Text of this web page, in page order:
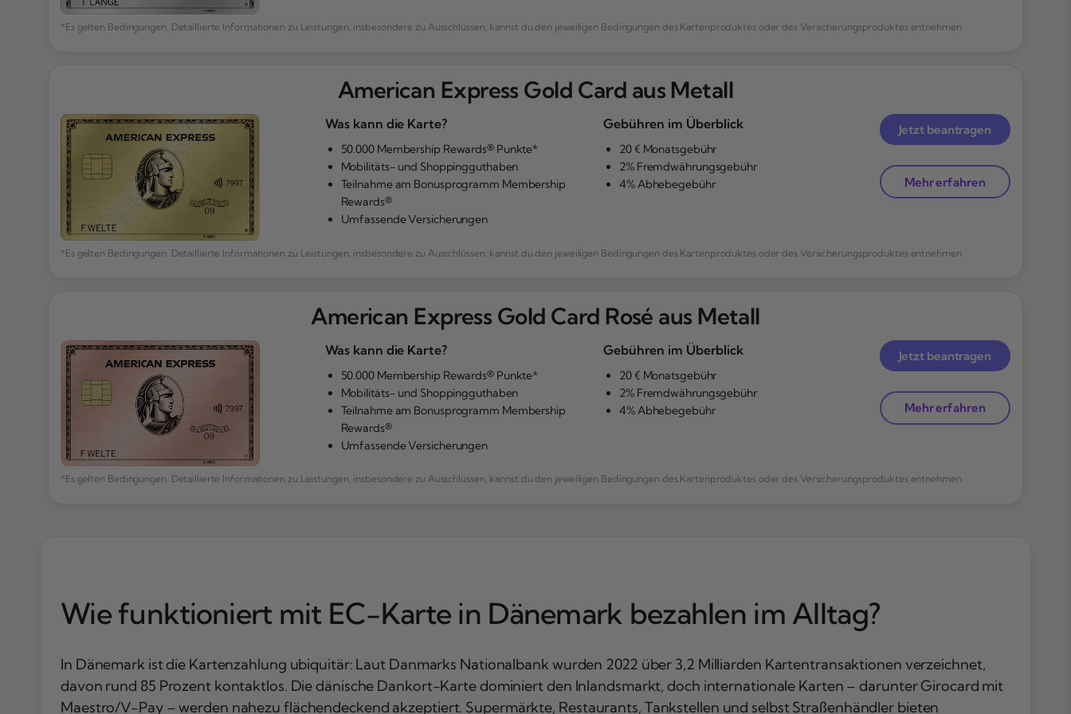
*Es gelten Bedingungen. Detaillierte Informationen zu Leistungen, insbesondere zu Ausschlüssen, kannst du den jeweiligen Bedingungen des Kartenproduktes oder des Versicherungsproduktes entnehmen.
American Express Gold Card aus Metall
Was kann die Karte?
50.000 Membership Rewards® Punkte*
Mobilitäts- und Shoppingguthaben
Teilnahme am Bonusprogramm Membership
Rewards®
Umfassende Versicherungen
Gebühren im Überblick
20 € Monatsgebühr
2% Fremdwährungsgebühr
4% Abhebegebühr
Jetzt beantragen
Mehr erfahren
*Es gelten Bedingungen. Detaillierte Informationen zu Leistungen, insbesondere zu Ausschlüssen, kannst du den jeweiligen Bedingungen des Kartenproduktes oder des Versicherungsproduktes entnehmen.
American Express Gold Card Rosé aus Metall
Was kann die Karte?
50.000 Membership Rewards® Punkte*
Mobilitäts- und Shoppingguthaben
Teilnahme am Bonusprogramm Membership
Rewards®
Umfassende Versicherungen
Gebühren im Überblick
20 € Monatsgebühr
2% Fremdwährungsgebühr
4% Abhebegebühr
Jetzt beantragen
Mehr erfahren
*Es gelten Bedingungen. Detaillierte Informationen zu Leistungen, insbesondere zu Ausschlüssen, kannst du den jeweiligen Bedingungen des Kartenproduktes oder des Versicherungsproduktes entnehmen.
Wie funktioniert mit EC-Karte in Dänemark bezahlen im Alltag?
In Dänemark ist die Kartenzahlung ubiquitär: Laut Danmarks Nationalbank wurden 2022 über 3,2 Milliarden Kartentransaktionen verzeichnet,
davon rund 85 Prozent kontaktlos. Die dänische Dankort-Karte dominiert den Inlandsmarkt, doch internationale Karten – darunter Girocard mit
Maestro/V-Pay – werden nahezu flächendeckend akzeptiert. Supermärkte, Restaurants, Tankstellen und selbst Straßenhändler bieten